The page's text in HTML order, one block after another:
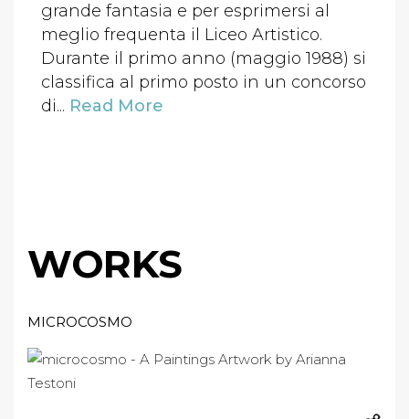
grande fantasia e per esprimersi al
meglio frequenta il Liceo Artistico.
Durante il primo anno (maggio 1988) si
classifica al primo posto in un concorso
di... Read More
WORKS
MICROCOSMO